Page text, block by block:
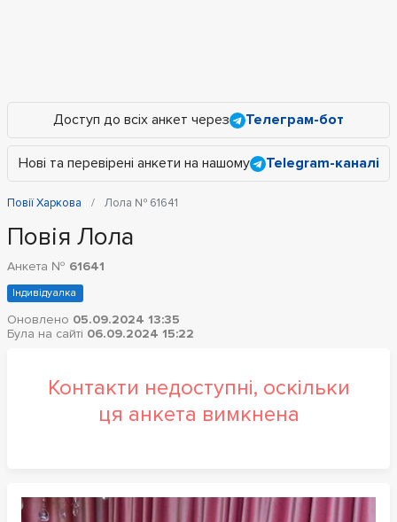
Доступ до всіх анкет через Телеграм-бот
Нові та перевірені анкети на нашому Telegram-каналі
Повії Харкова Лола № 61641
Повія Лола
Анкета № 61641
Індивідуалка
Оновлено 05.09.2024 13:35
Була на сайті 06.09.2024 15:22
Контакти недоступні, оскільки
ця анкета вимкнена